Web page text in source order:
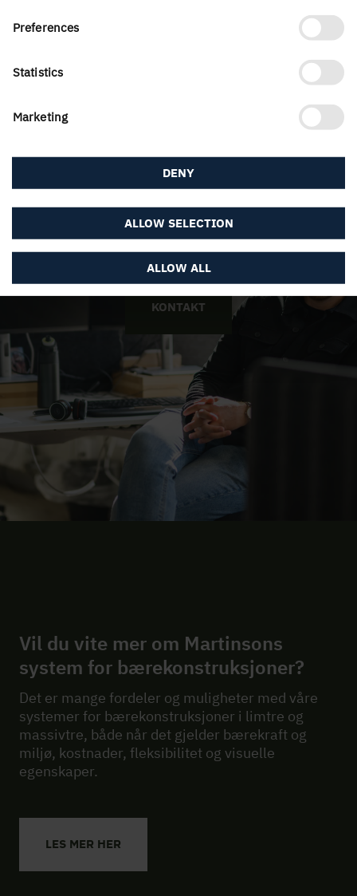
Preferences
Statistics
Marketing
ALLOW ALL
ALLOW SELECTION
DENY
KONTAKT
Vil du vite mer om Martinsons
system for bærekonstruksjoner?
Det er mange fordeler og muligheter med våre
systemer for bærekonstruksjoner i limtre og
massivtre, både når det gjelder bærekraft og
miljø, kostnader, fleksibilitet og visuelle
egenskaper.
LES MER HER